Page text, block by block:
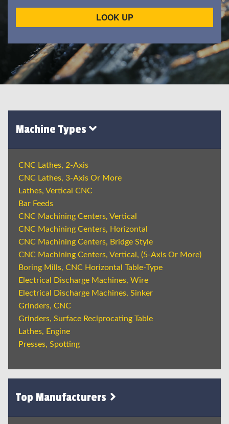
LOOK UP
Machine Types
CNC Lathes, 2-Axis
CNC Lathes, 3-Axis Or More
Lathes, Vertical CNC
Bar Feeds
CNC Machining Centers, Vertical
CNC Machining Centers, Horizontal
CNC Machining Centers, Bridge Style
CNC Machining Centers, Vertical, (5-Axis Or More)
Boring Mills, CNC Horizontal Table-Type
Electrical Discharge Machines, Wire
Electrical Discharge Machines, Sinker
Grinders, CNC
Grinders, Surface Reciprocating Table
Lathes, Engine
Presses, Spotting
Top Manufacturers